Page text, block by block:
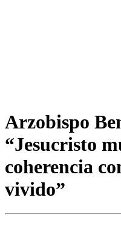
Arzobispo
“Jesucristo
coherencia
vivido”